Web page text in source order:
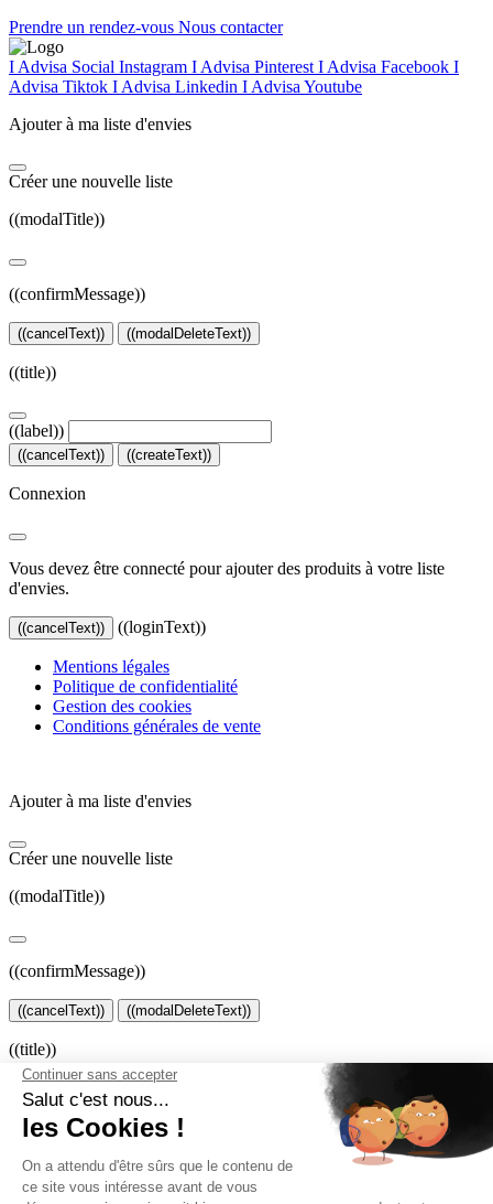
Prendre un rendez-vous Nous contacter
I Advisa Social Instagram I Advisa Pinterest I Advisa Facebook I
Advisa Tiktok I Advisa Linkedin I Advisa Youtube
Ajouter à ma liste d'envies
Créer une nouvelle liste
((modalTitle))
((confirmMessage))
((cancelText)) ((modalDeleteText))
((title))
((label))
((cancelText)) ((createText))
Connexion
Vous devez être connecté pour ajouter des produits à votre liste
d'envies.
((cancelText)) ((loginText))
Mentions légales
Politique de confidentialité
Gestion des cookies
Conditions générales de vente
Ajouter à ma liste d'envies
Créer une nouvelle liste
((modalTitle))
((confirmMessage))
((cancelText)) ((modalDeleteText))
((title))
((label))
((cancelText)) ((createText))
Connexion